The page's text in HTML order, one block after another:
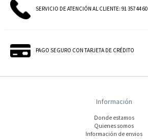
SERVICIO DE ATENCIÓN AL CLIENTE: 91 357 44 60
PAGO SEGURO CON TARJETA DE CRÉDITO
Información
Donde estamos
Quienes somos
Información de envios